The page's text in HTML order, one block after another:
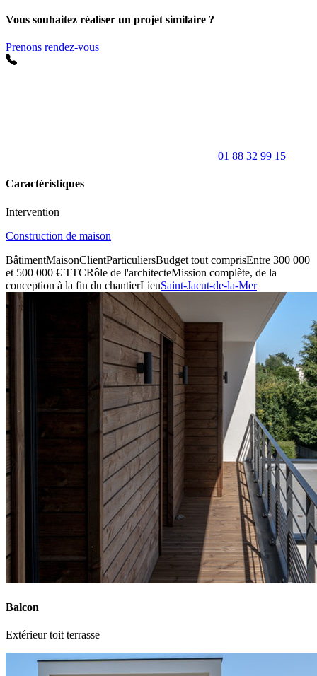
Vous souhaitez réaliser un projet similaire ?
Prenons rendez-vous
01 88 32 99 15
Caractéristiques
Intervention
Construction de maison
BâtimentMaisonClientParticuliersBudget tout comprisEntre 300 000
et 500 000 € TTCRôle de l'architecteMission complète, de la
conception à la fin du chantierLieuSaint-Jacut-de-la-Mer
Balcon
Extérieur toit terrasse